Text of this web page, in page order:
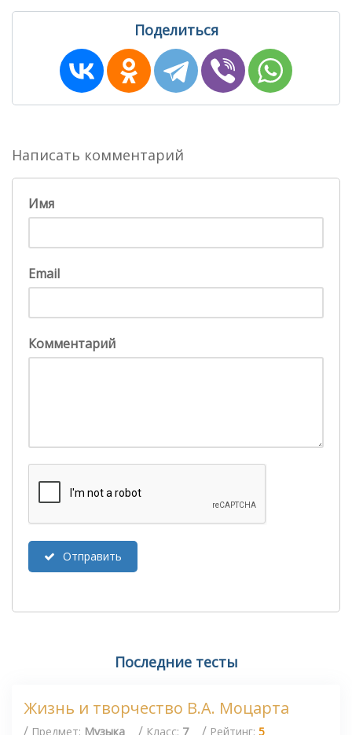
Поделиться
Написать комментарий
Имя
Email
Комментарий
Отправить
Последние тесты
Жизнь и творчество В.А. Моцарта
/ Предмет: Музыка / Класс: 7 / Рейтинг: 5